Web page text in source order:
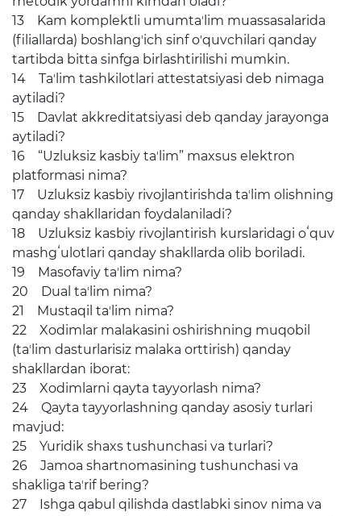
Доклады
Галерея
Пресс-служба
Пресс конференции
Конференции
Помощь
Конкурсы
Аккредитация
Инфографика
Korrupsiyaga qarshi kurash
Murojaatlar
Новости
Открытые данные
13 Kam komplektli umumtaʼlim muassasalarida
(filiallarda) boshlangʼich sinf oʼquvchilari qanday
tartibda bitta sinfga birlashtirilishi mumkin.
14 Taʼlim tashkilotlari attestatsiyasi deb nimaga
aytiladi?
15 Davlat akkreditatsiyasi deb qanday jarayonga
aytiladi?
16 “Uzluksiz kasbiy taʼlim” maxsus elektron
platformasi nima?
17 Uzluksiz kasbiy rivojlantirishda taʼlim olishning
qanday shakllaridan foydalaniladi?
18 Uzluksiz kasbiy rivojlantirish kurslaridagi oʻquv
mashgʻulotlari qanday shakllarda olib boriladi.
19 Masofaviy taʼlim nima?
20 Dual taʼlim nima?
21 Mustaqil taʼlim nima?
22 Xodimlar malakasini oshirishning muqobil
(taʼlim dasturlarisiz malaka orttirish) qanday
shakllardan iborat:
23 Xodimlarni qayta tayyorlash nima?
24 Qayta tayyorlashning qanday asosiy turlari
mavjud:
25 Yuridik shaxs tushunchasi va turlari?
26 Jamoa shartnomasining tushunchasi va
shakliga taʼrif bering?
27 Ishga qabul qilishda dastlabki sinov nima va